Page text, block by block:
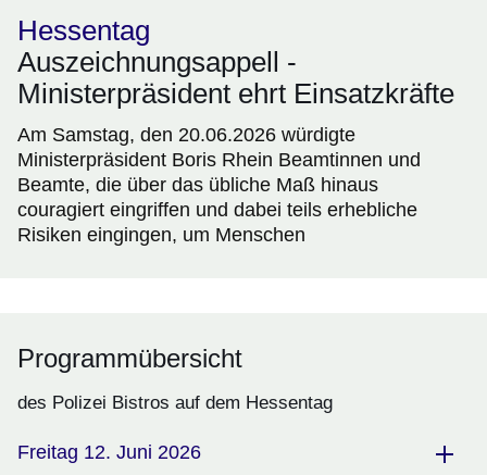
Hessentag
Auszeichnungsappell -
Ministerpräsident ehrt Einsatzkräfte
Am Samstag, den 20.06.2026 würdigte
Ministerpräsident Boris Rhein Beamtinnen und
Beamte, die über das übliche Maß hinaus
couragiert eingriffen und dabei teils erhebliche
Risiken eingingen, um Menschen
Programmübersicht
des Polizei Bistros auf dem Hessentag
Freitag 12. Juni 2026